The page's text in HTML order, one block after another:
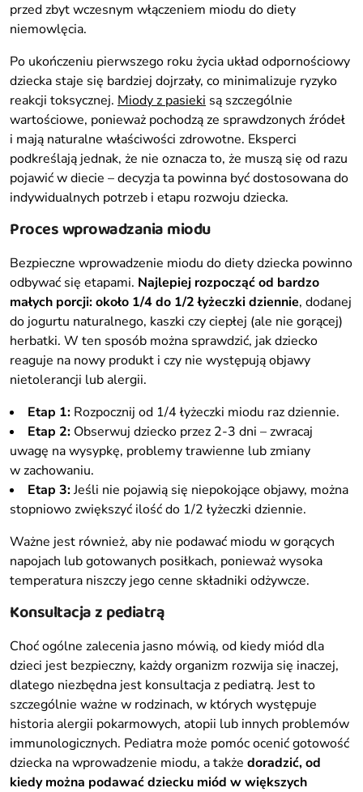
przed zbyt wczesnym włączeniem miodu do diety
niemowlęcia.
Po ukończeniu pierwszego roku życia układ odpornościowy
dziecka staje się bardziej dojrzały, co minimalizuje ryzyko
reakcji toksycznej. Miody z pasieki są szczególnie
wartościowe, ponieważ pochodzą ze sprawdzonych źródeł
i mają naturalne właściwości zdrowotne. Eksperci
podkreślają jednak, że nie oznacza to, że muszą się od razu
pojawić w diecie – decyzja ta powinna być dostosowana do
indywidualnych potrzeb i etapu rozwoju dziecka.
Proces wprowadzania miodu
Bezpieczne wprowadzenie miodu do diety dziecka powinno
odbywać się etapami. Najlepiej rozpocząć od bardzo
małych porcji: około 1/4 do 1/2 łyżeczki dziennie, dodanej
do jogurtu naturalnego, kaszki czy ciepłej (ale nie gorącej)
herbatki. W ten sposób można sprawdzić, jak dziecko
reaguje na nowy produkt i czy nie występują objawy
nietolerancji lub alergii.
Etap 1: Rozpocznij od 1/4 łyżeczki miodu raz dziennie.
Etap 2: Obserwuj dziecko przez 2-3 dni – zwracaj
uwagę na wysypkę, problemy trawienne lub zmiany
w zachowaniu.
Etap 3:Jeśli nie pojawią się niepokojące objawy, można
stopniowo zwiększyć ilość do 1/2 łyżeczki dziennie.
Ważne jest również, aby nie podawać miodu w gorących
napojach lub gotowanych posiłkach, ponieważ wysoka
temperatura niszczy jego cenne składniki odżywcze.
Konsultacja z pediatrą
Choć ogólne zalecenia jasno mówią, od kiedy miód dla
dzieci jest bezpieczny, każdy organizm rozwija się inaczej,
dlatego niezbędna jest konsultacja z pediatrą. Jest to
szczególnie ważne w rodzinach, w których występuje
historia alergii pokarmowych, atopii lub innych problemów
immunologicznych. Pediatra może pomóc ocenić gotowość
dziecka na wprowadzenie miodu, a także doradzić, od
kiedy można podawać dziecku miód w większych